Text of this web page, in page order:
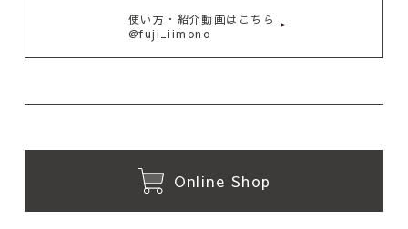
使い方・紹介動画はこちら
@fuji_iimono
Online Shop